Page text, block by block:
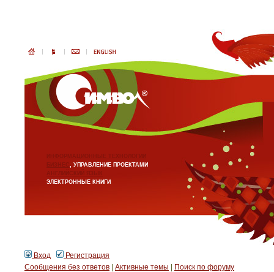
ИНФОРМАЦИОННЫЕ ТЕХНОЛОГИИ
БИЗНЕС, УПРАВЛЕНИЕ ПРОЕКТАМИ
АНГЛИЙСКИЙ ЯЗЫК
ЭЛЕКТРОННЫЕ КНИГИ
Вход
Регистрация
Сообщения без ответов
Активные темы Поиск по форуму